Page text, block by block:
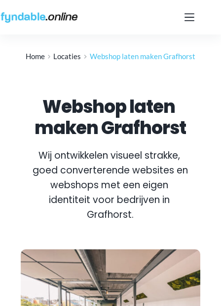
naar
de
Home Locaties Webshop laten maken Grafhorst
Webshop laten
maken Grafhorst
Wij ontwikkelen visueel strakke,
goed converterende websites en
webshops met een eigen
Grafhorst.